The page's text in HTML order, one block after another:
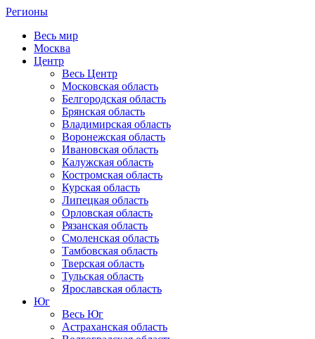
Регионы
Весь мир
Москва
Центр
Весь Центр
Московская область
Белгородская область
Брянская область
Владимирская область
Воронежская область
Ивановская область
Калужская область
Костромская область
Курская область
Липецкая область
Орловская область
Рязанская область
Смоленская область
Тамбовская область
Тверская область
Тульская область
Ярославская область
Юг
Весь Юг
Астраханская область